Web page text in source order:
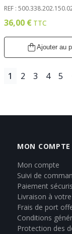
Acurata
REF :
36,00 €
Ajouter au
Page
Vous lisez
1 Page
2 Page
3 Page
4 5
MON COMPTE
Mon compte
Suivi de
Paiement
Livraison à
Frais de port
Conditions
Protection des